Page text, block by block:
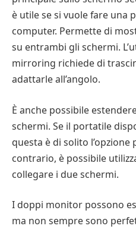
è utile se si vuole fare una
computer. Permette di
su entrambi gli schermi.
mirroring richiede di
adattarle all’angolo.
È anche possibile
schermi. Se il portatile
questa è di solito l’opzione
contrario, è possibile
collegare i due schermi.
I doppi monitor possono
ma non sempre sono